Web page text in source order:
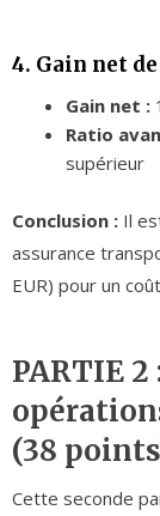
4. Gain net de
Gain net :
Ratio
supérieur
Conclusion : Il
assurance
EUR) pour un
PARTIE
(38
Cette seconde